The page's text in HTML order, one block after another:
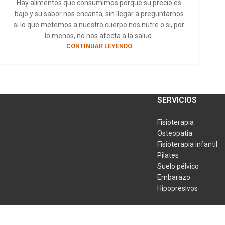
Hay alimentos que consumimos porque su precio es
bajo y su sabor nos encanta, sin llegar a preguntarnos
si lo que metemos a nuestro cuerpo nos nutre o si, por
lo menos, no nos afecta a la salud.
CONTINUAR LEYENDO
SERVICIOS
Fisioterapia
Osteopatia
Fisioterapia infantil
Pilates
Suelo pélvico
Embarazo
Hipopresivos